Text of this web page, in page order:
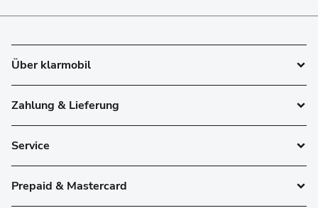
Zahlung & Lieferung
Über klarmobil
Service
Prepaid & Mastercard